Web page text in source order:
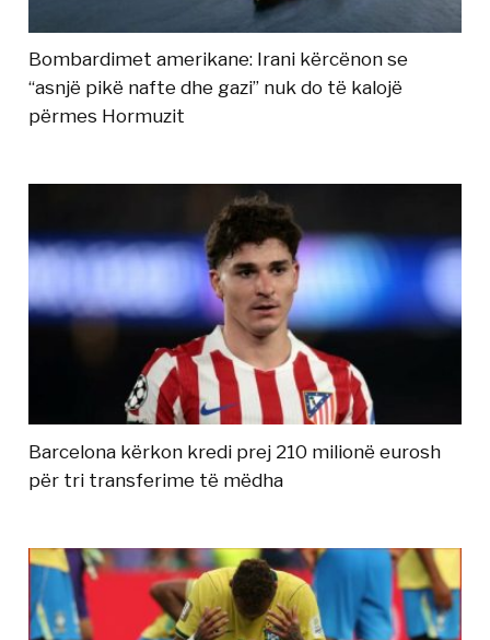
Bombardimet amerikane: Irani kërcënon se
“asnjë pikë nafte dhe gazi” nuk do të kalojë
përmes Hormuzit
Barcelona kërkon kredi prej 210 milionë eurosh
për tri transferime të mëdha